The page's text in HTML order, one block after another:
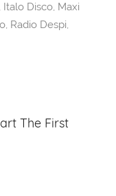
Italo Disco, Maxi
, Radio Despi,
The First